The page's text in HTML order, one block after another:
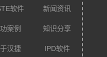
软件 新闻资讯
案例 知识分享
汉捷 IPD软件